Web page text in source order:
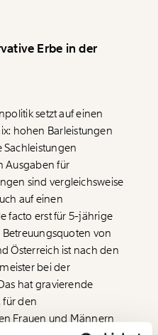
Dir!
wir können gemeinsam
dass sie für alle
sind für alle frei im
Und das wird auch
den Fortschritt und
0498 0007 6017
Erbe in der
setzt auf einen
hohen Barleistungen
Ausgaben für
sind vergleichsweise
auf einen
facto erst für 5-jährige
Betreuungsquoten von
Österreich ist nach den
bei der
hat gravierende
für den
Frauen und Männern